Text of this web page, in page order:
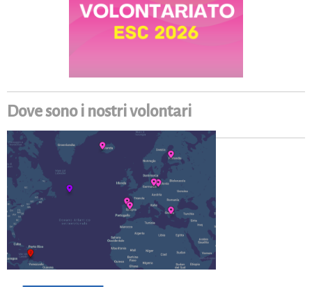
Dove sono i nostri volontari